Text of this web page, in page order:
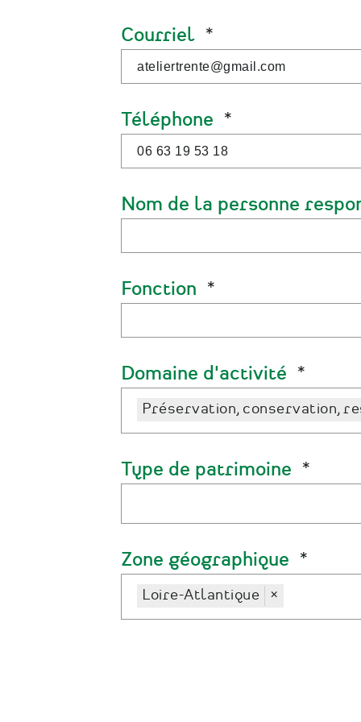
Courriel
Téléphone
Nom de la personne
Fonction
Domaine d'activité
Préservation, conservation,
Type de patrimoine
Zone géographique
Loire-Atlantique ×